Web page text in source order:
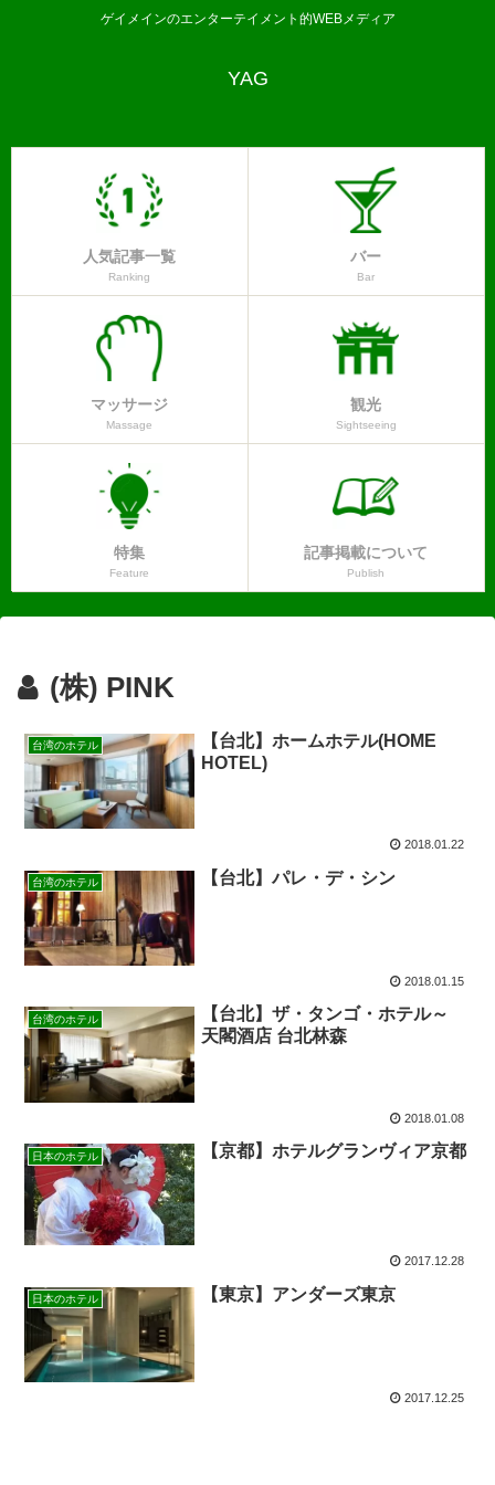
ゲイメインのエンターテイメント的WEBメディア
YAG
人気記事一覧
Ranking
バー
Bar
マッサージ
Massage
観光
Sightseeing
特集
Feature
記事掲載について
Publish
(株) PINK
台湾のホテル
【台北】ホームホテル(HOME
HOTEL)
2018.01.22
台湾のホテル 【台北】パレ・デ・シン
2018.01.15
台湾のホテル
【台北】ザ・タンゴ・ホテル～
天閣酒店 台北林森
2018.01.08
日本のホテル 【京都】ホテルグランヴィア京都
2017.12.28
日本のホテル 【東京】アンダーズ東京
2017.12.25